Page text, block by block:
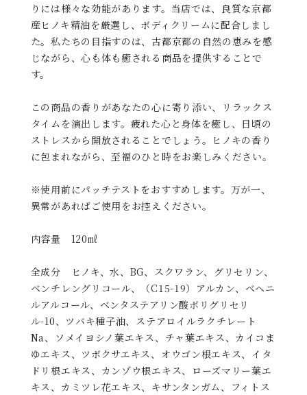
りには様々な効能があります。当店では、良質な京都
産ヒノキ精油を厳選し、ボディクリームに配合しまし
た。私たちの目指すのは、古都京都の自然の恵みを感
じながら、心も体も癒される商品を提供することで
す。
この商品の香りがあなたの心に寄り添い、リラックス
タイムを演出します。疲れた心と身体を癒し、日頃の
ストレスから開放されることでしょう。ヒノキの香り
に包まれながら、至福のひと時をお楽しみください。
※使用前にパッチテストをおすすめします。万が一、
異常があればご使用をお控えください。
内容量 120㎖
全成分 ヒノキ、水、BG、スクワラン、グリセリン、
ベンチレングリコール、（C15-19）アルカン、ベヘニ
ルアルコール、ベンタステアリン酸ボリグリセリ
ル-10、ツバキ種子油、ステアロイルラクチレート
Na、ソメイヨシノ葉エキス、チャ葉エキス、カイコま
ゆエキス、ツボクサエキス、オウゴン根エキス、イタ
ドリ根エキス、カンゾウ根エキス、ローズマリー葉エ
キス、カミツレ花エキス、キサンタンガム、フィトス